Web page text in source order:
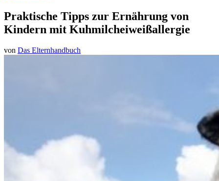
Praktische Tipps zur Ernährung von
Kindern mit Kuhmilcheiweißallergie
von Das Elternhandbuch